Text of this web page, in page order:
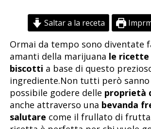
Saltar a la receta
Ormai da tempo sono diventate
amanti della marijuana le ricette
biscotti a base di questo
ingrediente.Non tutti però sanno
possibile godere delle proprietà
anche attraverso una bevanda
salutare come il frullato di